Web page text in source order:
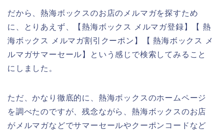
だから、熱海ボックスのお店のメルマガを探すため
に、とりあえず、【熱海ボックス メルマガ登録】【 熱
海ボックス メルマガ割引クーポン】【 熱海ボックス メ
ルマガサマーセール】という感じで検索してみること
にしました。
ただ、かなり徹底的に、熱海ボックスのホームページ
を調べたのですが、残念ながら、熱海ボックスのお店
がメルマガなどでサマーセールやクーポンコードなど